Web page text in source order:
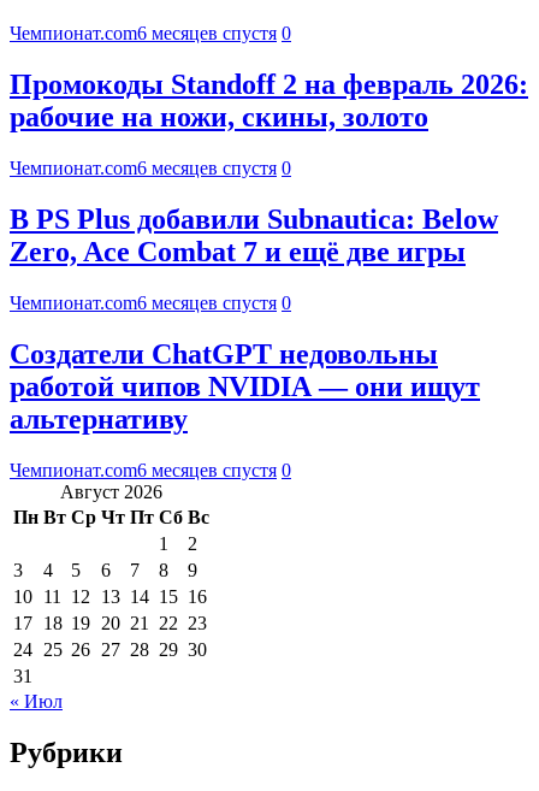
Чемпионат.com6 месяцев спустя 0
Промокоды Standoff 2 на февраль 2026:
рабочие на ножи, скины, золото
Чемпионат.com6 месяцев спустя 0
В PS Plus добавили Subnautica: Below
Zero, Ace Combat 7 и ещё две игры
Чемпионат.com6 месяцев спустя 0
Создатели ChatGPT недовольны
работой чипов NVIDIA — они ищут
альтернативу
Чемпионат.com6 месяцев спустя 0
Август 2026
Пн Вт Ср Чт Пт Сб Вс
1
2
3
4 5 6 7 8
9
10 11 12 13 14 15 16
17 18 19 20 21 22 23
24 25 26 27 28 29 30
31
« Июл
Рубрики